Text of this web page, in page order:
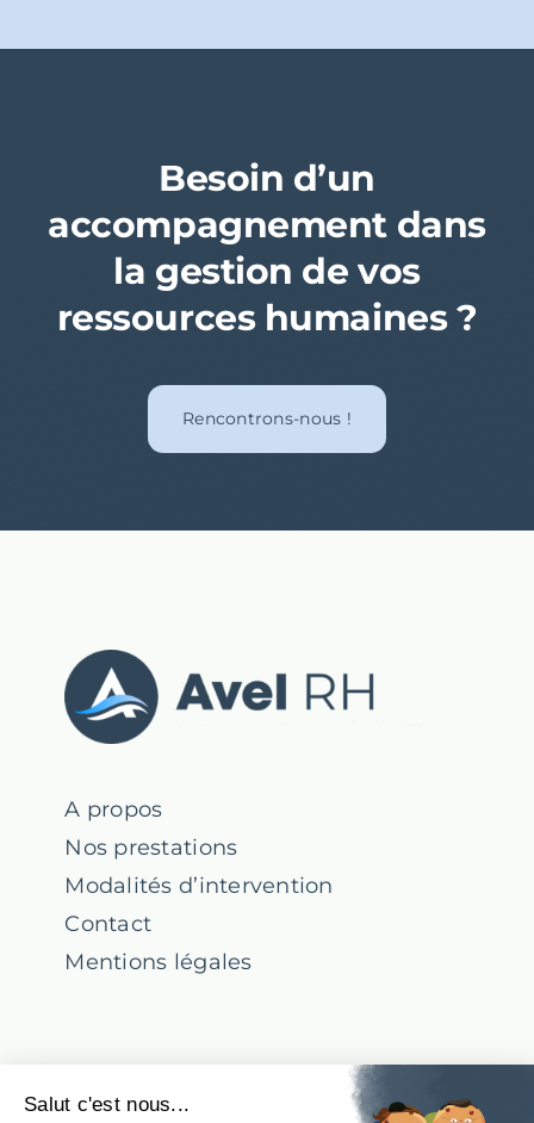
Besoin d’un
accompagnement dans
la gestion de vos
ressources humaines ?
Rencontrons-nous !
A propos
Nos prestations
Modalités d’intervention
Contact
Mentions légales
Salut c'est nous...